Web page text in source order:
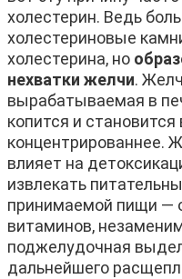
холестерин. Ведь
холестериновые
холестерина, но
нехватки желчи.
вырабатываемая в
копится и становится
концентрированнее.
влияет на
извлекать
принимаемой пищи —
витаминов,
поджелудочная
дальнейшего